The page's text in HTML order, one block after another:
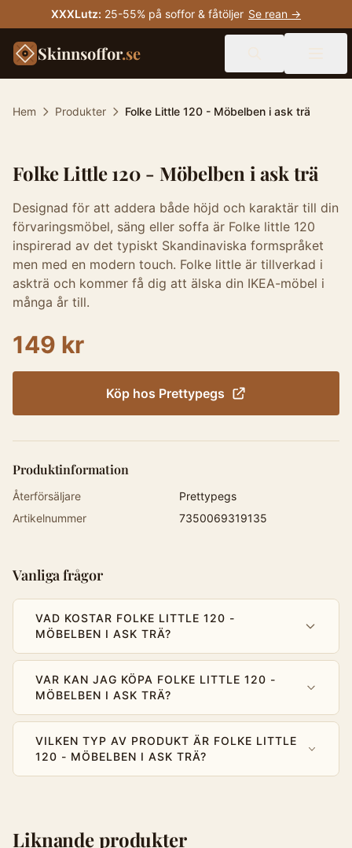
XXXLutz: 25-55% på soffor & fåtöljer Se rean →
Skinnsoffor.se
Hem Produkter Folke Little 120 - Möbelben i ask trä
Folke Little 120 - Möbelben i ask trä
Designad för att addera både höjd och karaktär till din
förvaringsmöbel, säng eller soffa är Folke little 120
inspirerad av det typiskt Skandinaviska formspråket
men med en modern touch. Folke little är tillverkad i
askträ och kommer få dig att älska din IKEA-möbel i
många år till.
149 kr
Köp hos Prettypegs
Produktinformation
Återförsäljare
Prettypegs
Artikelnummer
7350069319135
Vanliga frågor
VAD KOSTAR FOLKE LITTLE 120 -
MÖBELBEN I ASK TRÄ?
VAR KAN JAG KÖPA FOLKE LITTLE 120 -
MÖBELBEN I ASK TRÄ?
VILKEN TYP AV PRODUKT ÄR FOLKE LITTLE
120 - MÖBELBEN I ASK TRÄ?
Liknande produkter